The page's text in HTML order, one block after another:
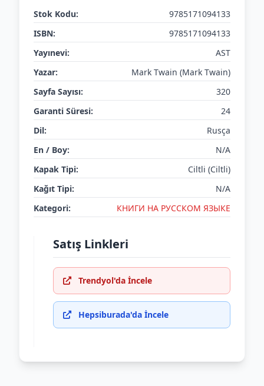
Stok Kodu:
9785171094133
ISBN:
9785171094133
Yayınevi:
AST
Yazar:
Mark Twain (Mark Twain)
Sayfa Sayısı:
320
Garanti Süresi:
24
Dil:
Rusça
En / Boy:
N/A
Kapak Tipi:
Ciltli (Ciltli)
Kağıt Tipi:
N/A
Kategori:
КНИГИ НА РУССКОМ ЯЗЫКЕ
Satış Linkleri
Trendyol'da İncele
Hepsiburada'da İncele